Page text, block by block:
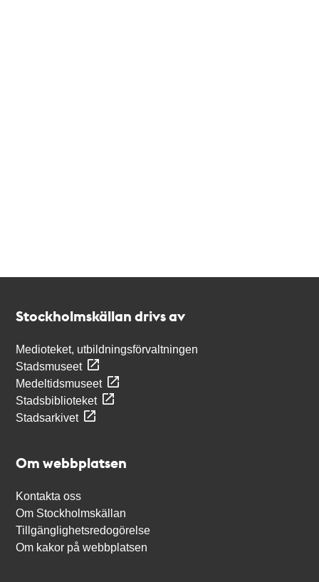
Stockholmskällan drivs av
Medioteket, utbildningsförvaltningen
Stadsmuseet
Medeltidsmuseet
Stadsbiblioteket
Stadsarkivet
Om webbplatsen
Kontakta oss
Om Stockholmskällan
Tillgänglighetsredogörelse
Om kakor på webbplatsen